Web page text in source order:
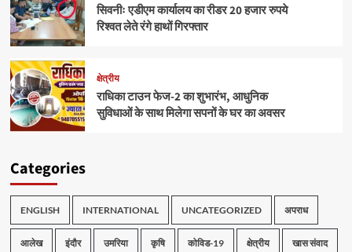
सिवनीः एडीएम कार्यालय का रीडर 20 हजार रुपये
रिश्वत लेते रंगे हाथों गिरफ्तार
क्षेत्रीय
राधिका टाउन फेज-2 का शुभारंभ, आधुनिक
सुविधाओं के साथ मिलेगा सपनों के घर का अवसर
Categories
ENGLISH INTERNATIONAL UNCATEGORIZED अपराध
आलेख इंदौर उमरिया कृषि कोविड-19 क्षेत्रीय खास संवाद